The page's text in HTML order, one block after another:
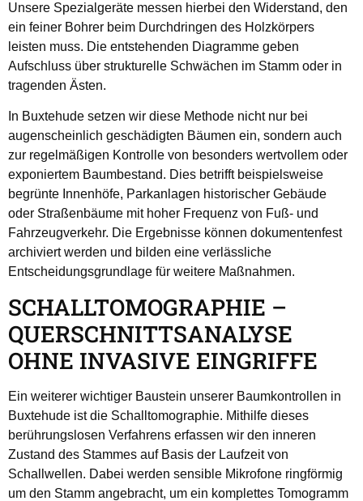
Unsere Spezialgeräte messen hierbei den Widerstand, den
ein feiner Bohrer beim Durchdringen des Holzkörpers
leisten muss. Die entstehenden Diagramme geben
Aufschluss über strukturelle Schwächen im Stamm oder in
tragenden Ästen.
In Buxtehude setzen wir diese Methode nicht nur bei
augenscheinlich geschädigten Bäumen ein, sondern auch
zur regelmäßigen Kontrolle von besonders wertvollem oder
exponiertem Baumbestand. Dies betrifft beispielsweise
begrünte Innenhöfe, Parkanlagen historischer Gebäude
oder Straßenbäume mit hoher Frequenz von Fuß- und
Fahrzeugverkehr. Die Ergebnisse können dokumentenfest
archiviert werden und bilden eine verlässliche
Entscheidungsgrundlage für weitere Maßnahmen.
SCHALLTOMOGRAPHIE –
QUERSCHNITTSANALYSE
OHNE INVASIVE EINGRIFFE
Ein weiterer wichtiger Baustein unserer Baumkontrollen in
Buxtehude ist die Schalltomographie. Mithilfe dieses
berührungslosen Verfahrens erfassen wir den inneren
Zustand des Stammes auf Basis der Laufzeit von
Schallwellen. Dabei werden sensible Mikrofone ringförmig
um den Stamm angebracht, um ein komplettes Tomogramm